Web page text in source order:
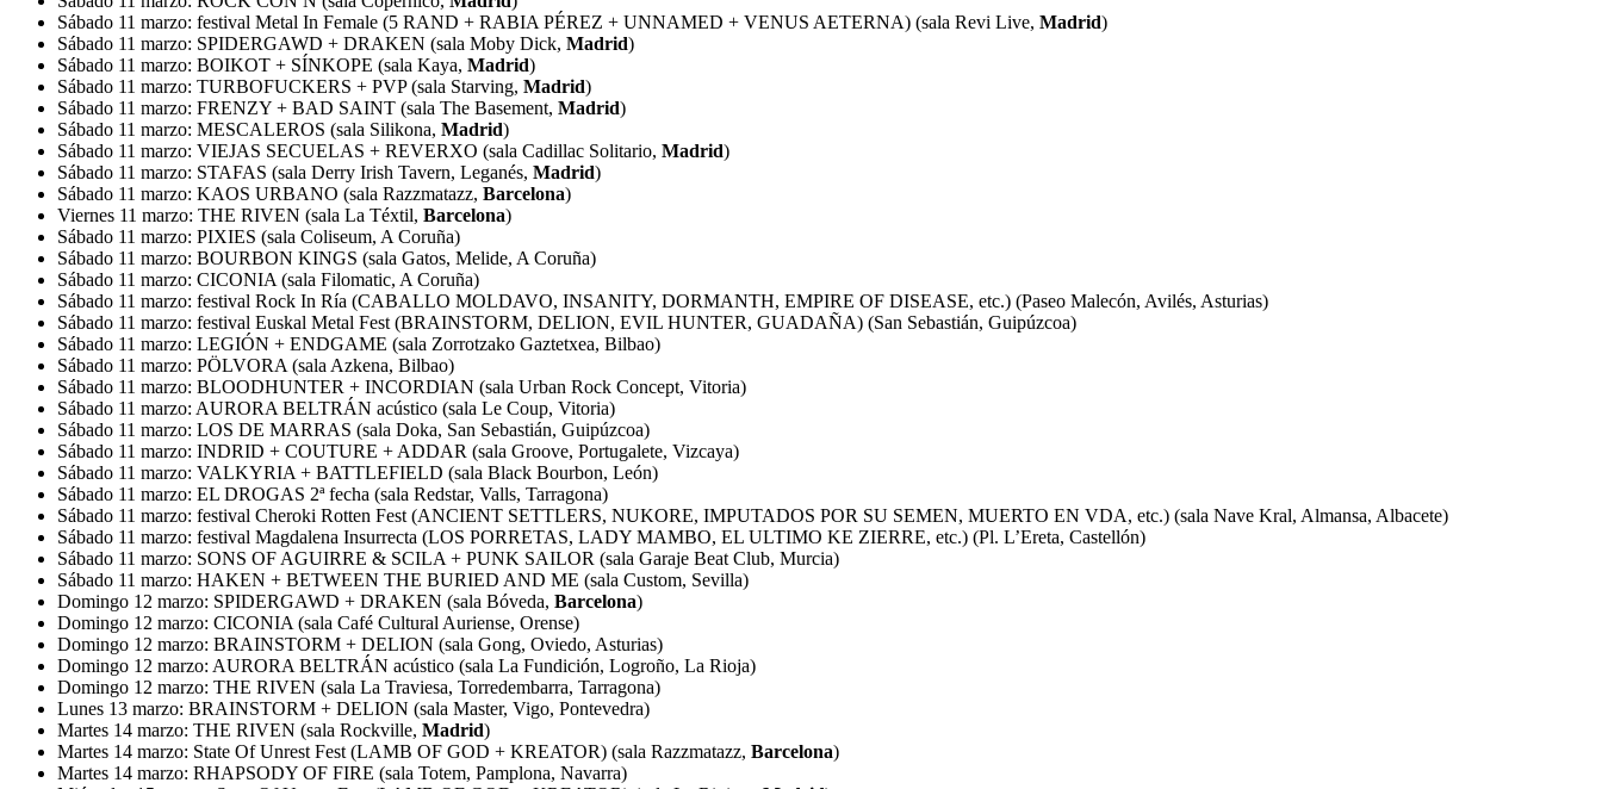
Sábado 11 marzo: festival Metal In Female (5 RAND + RABIA PÉREZ + UNNAMED + VENUS AETERNA) (sala Revi Live, Madrid)
Sábado 11 marzo: SPIDERGAWD + DRAKEN (sala Moby Dick, Madrid)
Sábado 11 marzo: BOIKOT + SÍNKOPE (sala Kaya, Madrid)
Sábado 11 marzo: TURBOFUCKERS + PVP (sala Starving, Madrid)
Sábado 11 marzo: FRENZY + BAD SAINT (sala The Basement, Madrid)
Sábado 11 marzo: MESCALEROS (sala Silikona, Madrid)
Sábado 11 marzo: VIEJAS SECUELAS + REVERXO (sala Cadillac Solitario, Madrid)
Sábado 11 marzo: STAFAS (sala Derry Irish Tavern, Leganés, Madrid)
Sábado 11 marzo: KAOS URBANO (sala Razzmatazz, Barcelona)
Viernes 11 marzo: THE RIVEN (sala La Téxtil, Barcelona)
Sábado 11 marzo: PIXIES (sala Coliseum, A Coruña)
Sábado 11 marzo: BOURBON KINGS (sala Gatos, Melide, A Coruña)
Sábado 11 marzo: CICONIA (sala Filomatic, A Coruña)
Sábado 11 marzo: festival Rock In Ría (CABALLO MOLDAVO, INSANITY, DORMANTH, EMPIRE OF DISEASE, etc.) (Paseo Malecón, Avilés, Asturias)
Sábado 11 marzo: festival Euskal Metal Fest (BRAINSTORM, DELION, EVIL HUNTER, GUADAÑA) (San Sebastián, Guipúzcoa)
Sábado 11 marzo: LEGIÓN + ENDGAME (sala Zorrotzako Gaztetxea, Bilbao)
Sábado 11 marzo: PÖLVORA (sala Azkena, Bilbao)
Sábado 11 marzo: BLOODHUNTER + INCORDIAN (sala Urban Rock Concept, Vitoria)
Sábado 11 marzo: AURORA BELTRÁN acústico (sala Le Coup, Vitoria)
Sábado 11 marzo: LOS DE MARRAS (sala Doka, San Sebastián, Guipúzcoa)
Sábado 11 marzo: INDRID + COUTURE + ADDAR (sala Groove, Portugalete, Vizcaya)
Sábado 11 marzo: VALKYRIA + BATTLEFIELD (sala Black Bourbon, León)
Sábado 11 marzo: EL DROGAS 2ª fecha (sala Redstar, Valls, Tarragona)
Sábado 11 marzo: festival Cheroki Rotten Fest (ANCIENT SETTLERS, NUKORE, IMPUTADOS POR SU SEMEN, MUERTO EN VDA, etc.) (sala Nave Kral, Almansa, Albacete)
Sábado 11 marzo: festival Magdalena Insurrecta (LOS PORRETAS, LADY MAMBO, EL ULTIMO KE ZIERRE, etc.) (Pl. L’Ereta, Castellón)
Sábado 11 marzo: SONS OF AGUIRRE & SCILA + PUNK SAILOR (sala Garaje Beat Club, Murcia)
Sábado 11 marzo: HAKEN + BETWEEN THE BURIED AND ME (sala Custom, Sevilla)
Domingo 12 marzo: SPIDERGAWD + DRAKEN (sala Bóveda, Barcelona)
Domingo 12 marzo: CICONIA (sala Café Cultural Auriense, Orense)
Domingo 12 marzo: BRAINSTORM + DELION (sala Gong, Oviedo, Asturias)
Domingo 12 marzo: AURORA BELTRÁN acústico (sala La Fundición, Logroño, La Rioja)
Domingo 12 marzo: THE RIVEN (sala La Traviesa, Torredembarra, Tarragona)
Lunes 13 marzo: BRAINSTORM + DELION (sala Master, Vigo, Pontevedra)
Martes 14 marzo: THE RIVEN (sala Rockville, Madrid)
Martes 14 marzo: State Of Unrest Fest (LAMB OF GOD + KREATOR) (sala Razzmatazz, Barcelona)
Martes 14 marzo: RHAPSODY OF FIRE (sala Totem, Pamplona, Navarra)